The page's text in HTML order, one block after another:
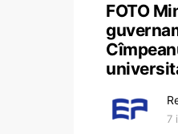
FOTO
7